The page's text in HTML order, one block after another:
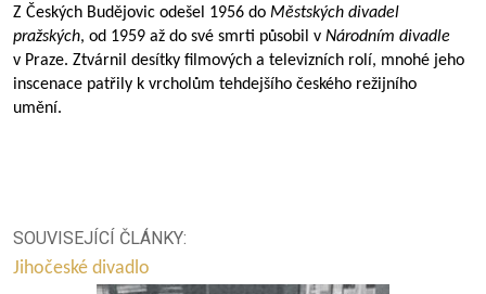
Z Českých Budějovic odešel 1956 do Městských divadel
pražských, od 1959 až do své smrti působil v Národním divadle
v Praze. Ztvárnil desítky filmových a televizních rolí, mnohé jeho
inscenace patřily k vrcholům tehdejšího českého režijního
umění.
SOUVISEJÍCÍ ČLÁNKY:
Jihočeské divadlo